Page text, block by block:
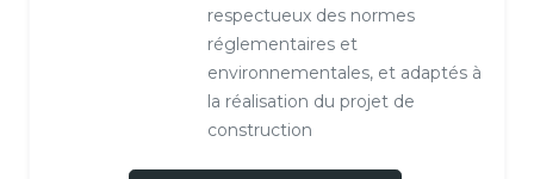
respectueux des normes
réglementaires et
environnementales, et adaptés à
la réalisation du projet de
construction